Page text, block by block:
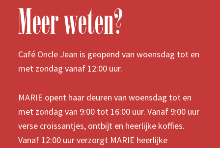
Meer weten?
Café Oncle Jean is geopend van woensdag tot en
met zondag vanaf 12:00 uur.
MARIE opent haar deuren van woensdag tot en
met zondag van 9:00 tot 16:00 uur. Vanaf 9:00 uur
verse croissantjes, ontbijt en heerlijke koffies.
Vanaf 12:00 uur verzorgt MARIE heerlijke